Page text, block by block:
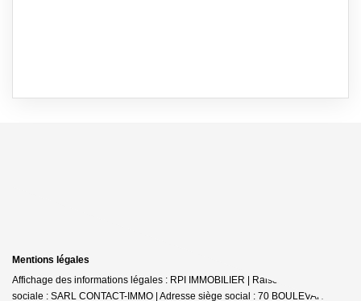
Mentions légales
Affichage des informations légales : RPI IMMOBILIER | Raison
sociale : SARL CONTACT-IMMO | Adresse siège social : 70 BOULEVARD DU